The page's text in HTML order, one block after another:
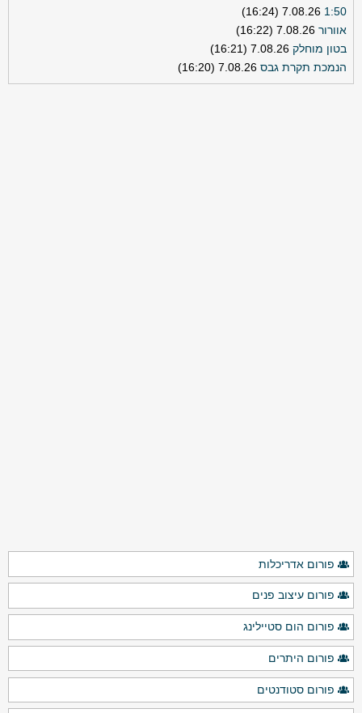
1:50
7.08.26 (16:24)
אוורור 7.08.26 (16:22)
בטון מוחלק 7.08.26 (16:21)
הנמכת תקרת גבס 7.08.26 (16:20)
פורום אדריכלות
פורום עיצוב פנים
פורום הום סטיילינג
פורום היתרים
פורום סטודנטים